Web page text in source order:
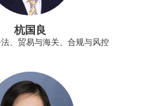
杭国良
、贸易与海关、合规与风控